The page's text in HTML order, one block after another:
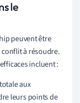
le
peuvent être
à résoudre.
incluent :
aux
leurs points de